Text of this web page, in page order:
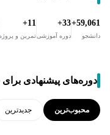
59,061+
دانشجو
33+
دوره آموزشی
11+
تمرین و
دوره‌های پیشنهادی
محبوب‌ترین جدید‌ترین